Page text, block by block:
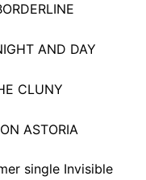
AND DAY
CLUNY
ASTORIA
single Invisible